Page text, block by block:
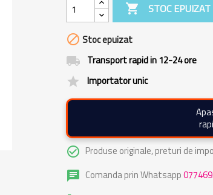
 STOC EPUIZAT
 Stoc epuizat
local_shipping Transport rapid in 12-24 ore
grade Importator unic
check_circle_outline Produse originale, preturi de
chat Comanda prin Whatsapp